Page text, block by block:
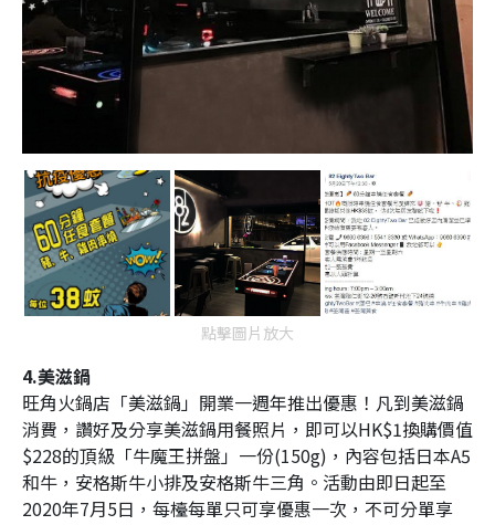
點擊圖片放大
4.美滋鍋
旺角火鍋店「美滋鍋」開業一週年推出優惠！凡到美滋鍋
消費，讚好及分享美滋鍋用餐照片，即可以HK$1換購價值
$228的頂級「牛魔王拼盤」一份(150g)，內容包括日本A5
和牛，安格斯牛小排及安格斯牛三角。活動由即日起至
2020年7月5日，每檯每單只可享優惠一次，不可分單享